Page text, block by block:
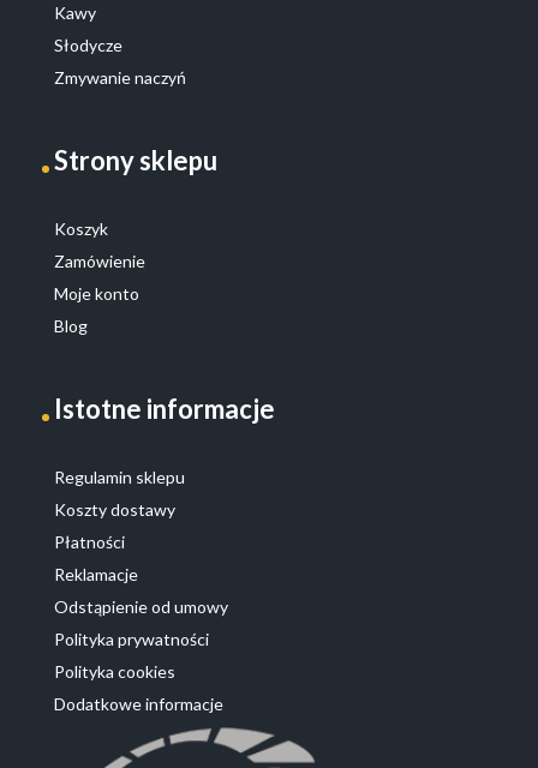
Kawy
Słodycze
Zmywanie naczyń
Strony sklepu
Koszyk
Zamówienie
Moje konto
Blog
Istotne informacje
Regulamin sklepu
Koszty dostawy
Płatności
Reklamacje
Odstąpienie od umowy
Polityka prywatności
Polityka cookies
Dodatkowe informacje